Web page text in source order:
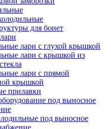
для бонет
лари с глухой крышкой
лари с крышкой из
лари с прямой
крышкой
прилавки
под выносное
под выносное